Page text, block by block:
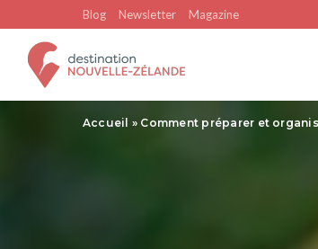
Blog Newsletter Magazine
Road
Visa et
Parc du
Accueil » Comment préparer et